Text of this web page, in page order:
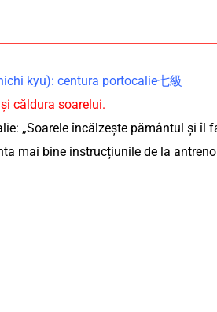
kyu): centura portocalie七級
căldura soarelui.
„Soarele încălzește pământul și îl
mai bine instrucțiunile de la